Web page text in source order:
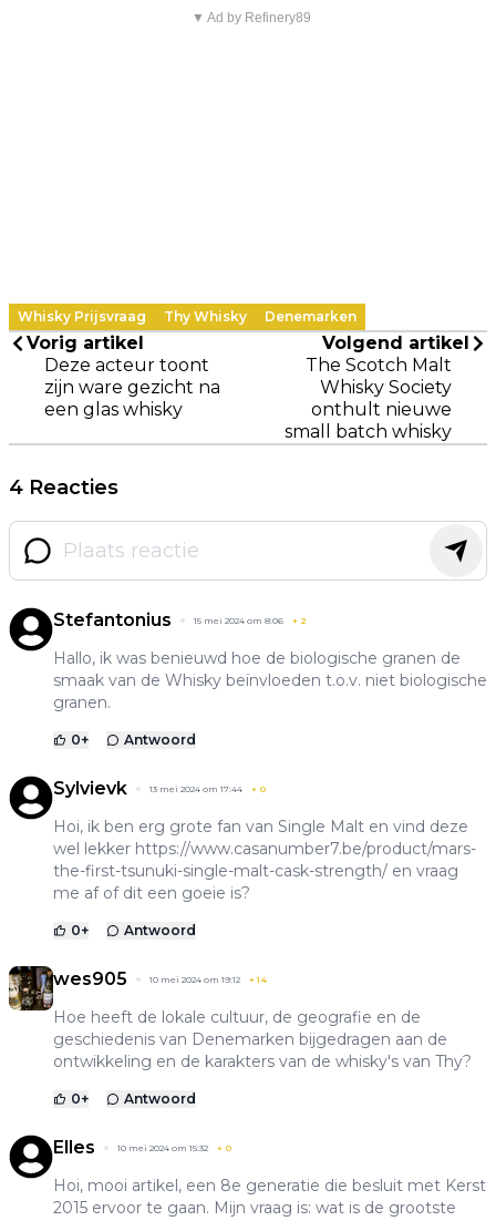
▼ Ad by Refinery89
Whisky Prijsvraag Thy Whisky Denemarken
Vorig artikel
Deze acteur toont
zijn ware gezicht na
een glas whisky
Volgend artikel
The Scotch Malt
Whisky Society
onthult nieuwe
small batch whisky
4 Reacties
Stefantonius 15 mei 2024 om 8:06 + 2
Hallo, ik was benieuwd hoe de biologische granen de
smaak van de Whisky beïnvloeden t.o.v. niet biologische
granen.
0+ Antwoord
Sylvievk 13 mei 2024 om 17:44 + 0
Hoi, ik ben erg grote fan van Single Malt en vind deze
wel lekker https://www.casanumber7.be/product/mars-
the-first-tsunuki-single-malt-cask-strength/ en vraag
me af of dit een goeie is?
0+ Antwoord
wes905 10 mei 2024 om 19:12 +14
Hoe heeft de lokale cultuur, de geografie en de
geschiedenis van Denemarken bijgedragen aan de
ontwikkeling en de karakters van de whisky's van Thy?
0+ Antwoord
Elles 10 mei 2024 om 15:32 + 0
Hoi, mooi artikel, een 8e generatie die besluit met Kerst
2015 ervoor te gaan. Mijn vraag is: wat is de grootste